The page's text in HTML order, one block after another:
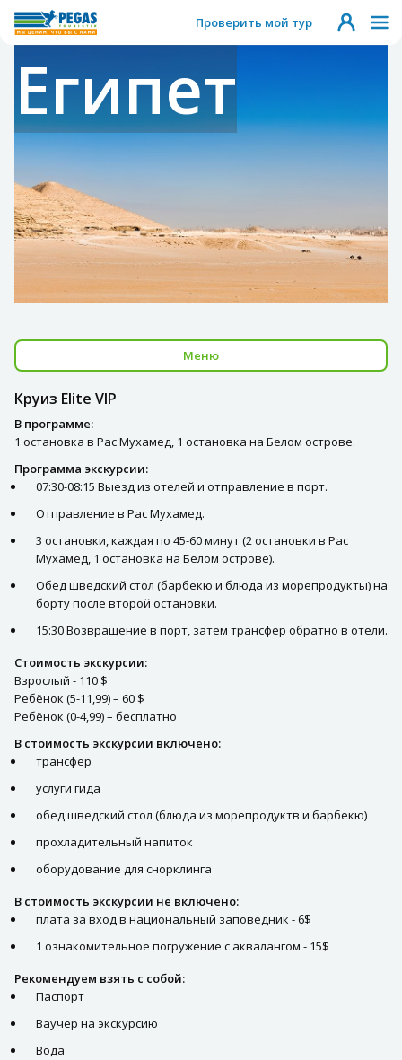
Проверить мой тур
Египет
Меню
Круиз Elite VIP
В программе:
1 остановка в Рас Мухамед, 1 остановка на Белом острове.
Программа экскурсии:
07:30-08:15 Выезд из отелей и отправление в порт.
Отправление в Рас Мухамед.
3 остановки, каждая по 45-60 минут (2 остановки в Рас
Мухамед, 1 остановка на Белом острове).
Обед шведский стол (барбекю и блюда из морепродукты) на
борту после второй остановки.
15:30 Возвращение в порт, затем трансфер обратно в отели.
Стоимость экскурсии:
Взрослый - 110 $
Ребёнок (5-11,99) – 60 $
Ребёнок (0-4,99) – бесплатно
В стоимость экскурсии включено:
трансфер
услуги гида
обед шведский стол (блюда из морепродуктв и барбекю)
прохладительный напиток
оборудование для снорклинга
В стоимость экскурсии не включено:
плата за вход в национальный заповедник - 6$
1 ознакомительное погружение с аквалангом - 15$
Рекомендуем взять с собой:
Паспорт
Ваучер на экскурсию
Вода